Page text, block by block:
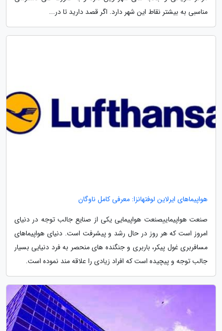
مناسبی به بیشتر نقاط این شهر دارد. اگر قصد دارید تا در...
هواپیماهای ایرلاین لوفتهانزا: معرفی کامل ناوگان
صنعت هواپیماییصنعت هواپیمایی یکی از صنایع جالب توجه در دنیای
امروز است که هر روز در حال رشد و پیشرفت است. دنیای هواپیماهای
مسافربری غول پیکر، باربری و جنگنده های منحصر به فرد دنیایی بسیار
جالب توجه و پیچیده است که افراد زیادی را علاقه مند نموده است.